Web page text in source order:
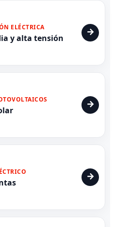
ELÉCTRICA
y alta tensión